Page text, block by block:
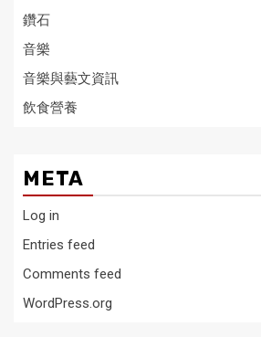
鑽石
音樂
音樂與藝文資訊
飲食營養
META
Log in
Entries feed
Comments feed
WordPress.org